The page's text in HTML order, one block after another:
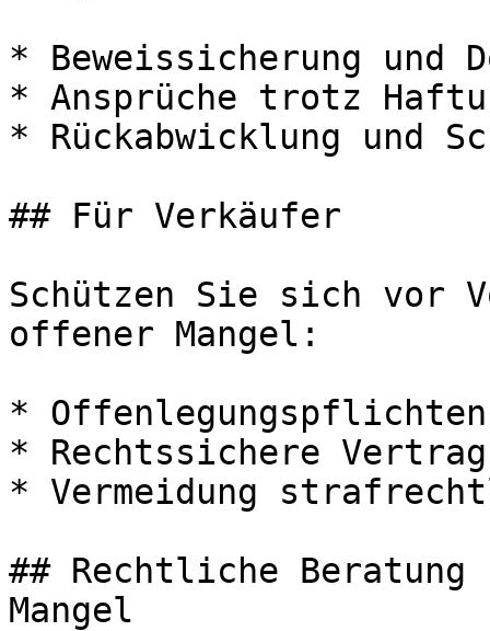
* Beweissicherung und
* Ansprüche trotz
* Rückabwicklung und
## Für Verkäufer
Schützen Sie sich vor
offener Mangel:
* Offenlegungspflichten
* Rechtssichere
* Vermeidung
## Rechtliche
Mangel